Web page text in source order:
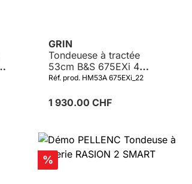
GRIN
Tondeuese à tractée
53cm B&S 675EXi 4
temps 163cm³
Réf. prod. HM53A 675EXi_22
1 930.00 CHF
Réduction
%